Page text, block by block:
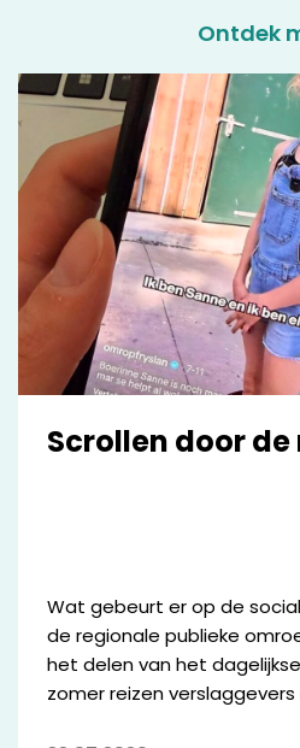
Ontdek
Scrollen door de
Wat gebeurt er op de
de regionale publieke
het delen van het
zomer reizen